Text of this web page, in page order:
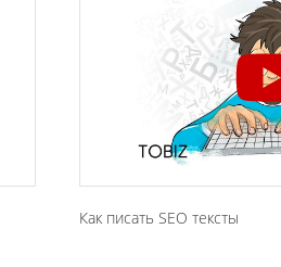
Как писать SEO тексты